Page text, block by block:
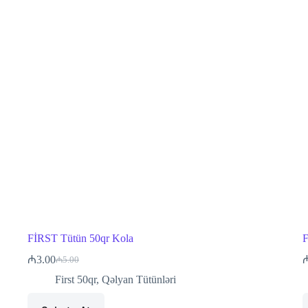
FİRST Tütün 50qr Kola
₼5.00
Original
price
₼3.00Current
price
First 50qr, Qəlyan Tütünləri